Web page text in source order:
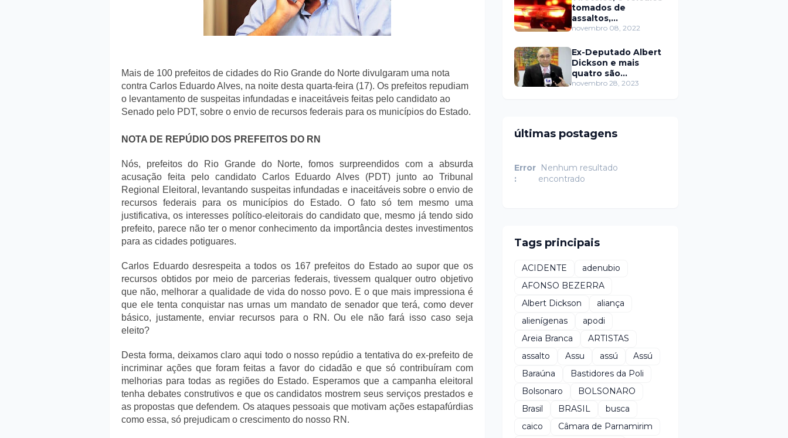
Mais de 100 prefeitos de cidades do Rio Grande do Norte divulgaram uma nota
contra Carlos Eduardo Alves, na noite desta quarta-feira (17). Os prefeitos repudiam
o levantamento de suspeitas infundadas e inaceitáveis feitas pelo candidato ao
Senado pelo PDT, sobre o envio de recursos federais para os municípios do Estado.
NOTA DE REPÚDIO DOS PREFEITOS DO RN
Nós, prefeitos do Rio Grande do Norte, fomos surpreendidos com a absurda
acusação feita pelo candidato Carlos Eduardo Alves (PDT) junto ao Tribunal
Regional Eleitoral, levantando suspeitas infundadas e inaceitáveis sobre o envio de
recursos federais para os municípios do Estado. O fato só tem mesmo uma
justificativa, os interesses político-eleitorais do candidato que, mesmo já tendo sido
prefeito, parece não ter o menor conhecimento da importância destes investimentos
para as cidades potiguares.
Carlos Eduardo desrespeita a todos os 167 prefeitos do Estado ao supor que os
recursos obtidos por meio de parcerias federais, tivessem qualquer outro objetivo
que não, melhorar a qualidade de vida do nosso povo. E o que mais impressiona é
que ele tenta conquistar nas urnas um mandato de senador que terá, como dever
básico, justamente, enviar recursos para o RN. Ou ele não fará isso caso seja
eleito?
Desta forma, deixamos claro aqui todo o nosso repúdio a tentativa do ex-prefeito de
incriminar ações que foram feitas a favor do cidadão e que só contribuíram com
melhorias para todas as regiões do Estado. Esperamos que a campanha eleitoral
tenha debates construtivos e que os candidatos mostrem seus serviços prestados e
as propostas que defendem. Os ataques pessoais que motivam ações estapafúrdias
como essa, só prejudicam o crescimento do nosso RN.
tomados de
assaltos,
ARRASTÕES em
encontrado morto
novembro 08, 2022
Ex-Deputado Albert
Dickson e mais
quatro são
condenados por
novembro 28, 2023
últimas postagens
Error
:
Nenhum resultado
encontrado
Tags principais
ACIDENTE
adenubio
AFONSO BEZERRA
Albert Dickson
aliança
alienígenas
apodi
Areia Branca
ARTISTAS
assalto
Assu assú
Assú
Baraúna
Bastidores da Poli
Bolsonaro
BOLSONARO
Brasil
BRASIL
busca
caico
Câmara de Parnamirim